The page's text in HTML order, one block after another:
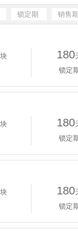
锁定期 销售
180
锁定
180
锁定
180
锁定